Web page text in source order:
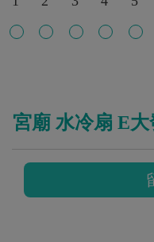
宮廟 水冷扇 E